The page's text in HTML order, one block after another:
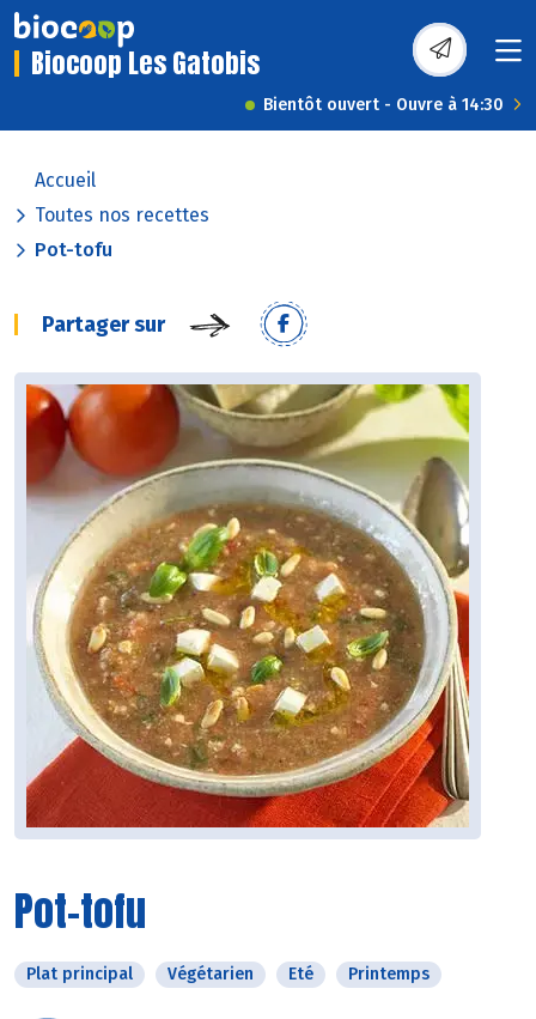
Biocoop Les Gatobis
Bientôt ouvert - Ouvre à 14:30
Accueil
Toutes nos recettes
Pot-tofu
Partager sur
Pot-tofu
Plat principal Végétarien Eté Printemps